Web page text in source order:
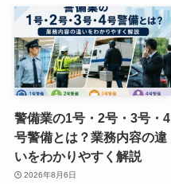
警備業の1号・2号・3号・4
号警備とは？業務内容の違
いをわかりやすく解説
2026年8月6日